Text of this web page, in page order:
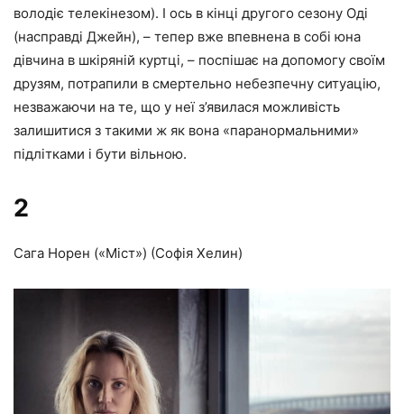
володіє телекінезом). І ось в кінці другого сезону Оді
(насправді Джейн), – тепер вже впевнена в собі юна
дівчина в шкіряній куртці, – поспішає на допомогу своїм
друзям, потрапили в смертельно небезпечну ситуацію,
незважаючи на те, що у неї з’явилася можливість
залишитися з такими ж як вона «паранормальними»
підлітками і бути вільною.
2
Сага Норен («Міст») (Софія Хелин)